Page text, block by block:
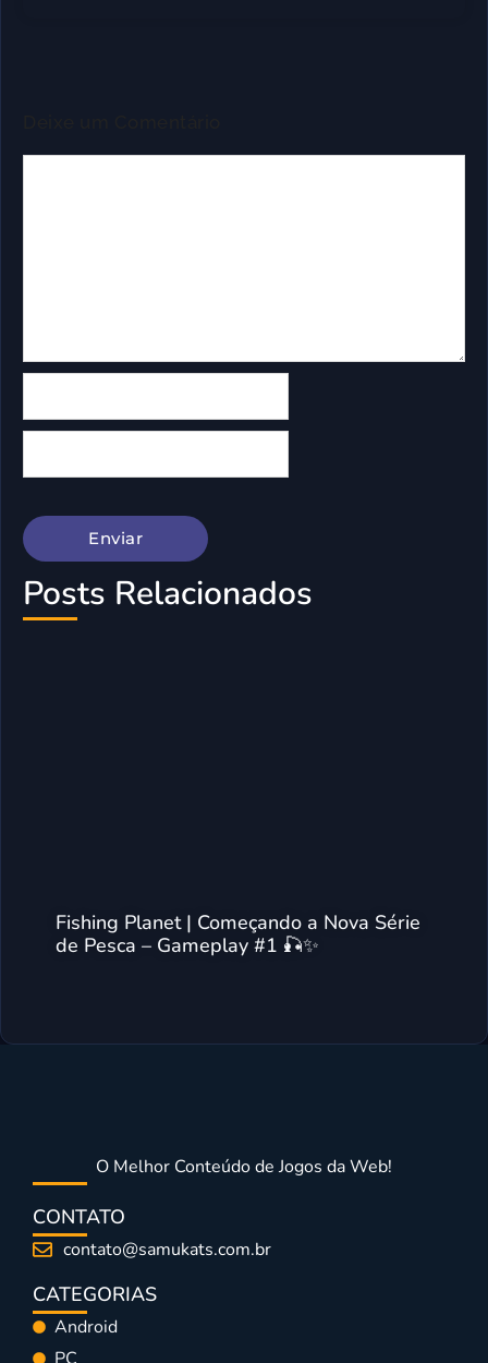
Posts Relacionados
Fishing Planet | Começando a Nova Série
de Pesca – Gameplay #1 🎣✨
O Melhor Conteúdo de Jogos da Web!
CONTATO
contato@samukats.com.br
CATEGORIAS
Android
PC